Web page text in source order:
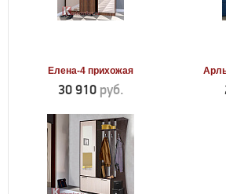
Елена-4 прихожая
30 910 руб.